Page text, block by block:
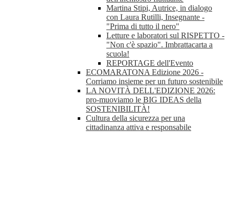
Martina Stipi, Autrice, in dialogo
con Laura Rutilli, Insegnante -
"Prima di tutto il nero"
Letture e laboratori sul RISPETTO -
"Non c'è spazio". Imbrattacarta a
scuola!
REPORTAGE dell'Evento
ECOMARATONA Edizione 2026 -
Corriamo insieme per un futuro sostenibile
LA NOVITÀ DELL'EDIZIONE 2026:
pro-muoviamo le BIG IDEAS della
SOSTENIBILITÀ!
Cultura della sicurezza per una
cittadinanza attiva e responsabile